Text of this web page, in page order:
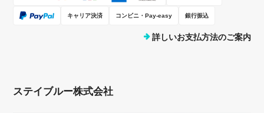
キャリア決済 コンビニ・Pay-easy 銀行振込
詳しいお支払方法のご案内
ステイブルー株式会社